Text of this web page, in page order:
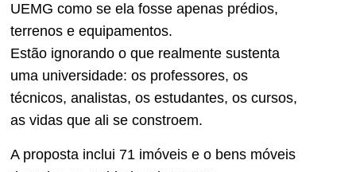
UEMG como se ela fosse apenas prédios,
terrenos e equipamentos.
Estão ignorando o que realmente sustenta
uma universidade: os professores, os
técnicos, analistas, os estudantes, os cursos,
as vidas que ali se constroem.
A proposta inclui 71 imóveis e o bens móveis